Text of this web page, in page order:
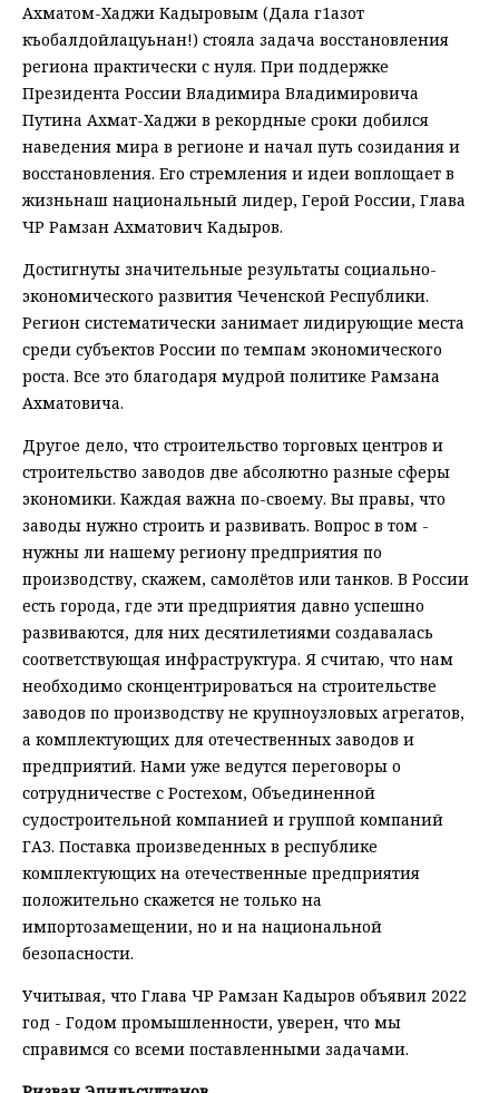
Ахматом-Хаджи Кадыровым (Дала г1азот
къобалдойлацуьнан!) стояла задача восстановления
региона практически с нуля. При поддержке
Президента России Владимира Владимировича
Путина Ахмат-Хаджи в рекордные сроки добился
наведения мира в регионе и начал путь созидания и
восстановления. Его стремления и идеи воплощает в
жизньнаш национальный лидер, Герой России, Глава
ЧР Рамзан Ахматович Кадыров.
Достигнуты значительные результаты социально-
экономического развития Чеченской Республики.
Регион систематически занимает лидирующие места
среди субъектов России по темпам экономического
роста. Все это благодаря мудрой политике Рамзана
Ахматовича.
Другое дело, что строительство торговых центров и
строительство заводов две абсолютно разные сферы
экономики. Каждая важна по-своему. Вы правы, что
заводы нужно строить и развивать. Вопрос в том -
нужны ли нашему региону предприятия по
производству, скажем, самолётов или танков. В России
есть города, где эти предприятия давно успешно
развиваются, для них десятилетиями создавалась
соответствующая инфраструктура. Я считаю, что нам
необходимо сконцентрироваться на строительстве
заводов по производству не крупноузловых агрегатов,
а комплектующих для отечественных заводов и
предприятий. Нами уже ведутся переговоры о
сотрудничестве с Ростехом, Объединенной
судостроительной компанией и группой компаний
ГАЗ. Поставка произведенных в республике
комплектующих на отечественные предприятия
положительно скажется не только на
импортозамещении, но и на национальной
безопасности.
Учитывая, что Глава ЧР Рамзан Кадыров объявил 2022
год - Годом промышленности, уверен, что мы
справимся со всеми поставленными задачами.